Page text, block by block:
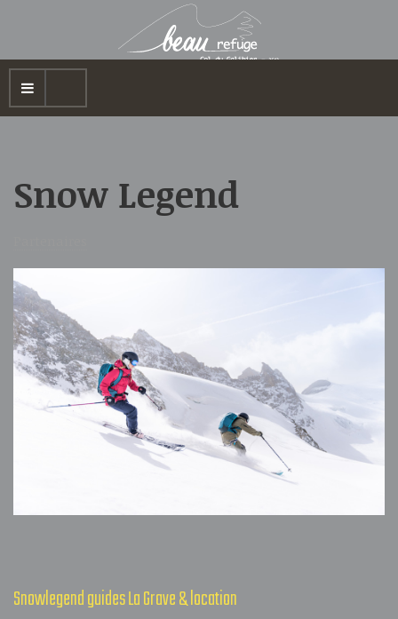
Snow Legend
Snowlegend guides La Grave & location